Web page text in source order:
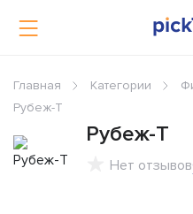
Главная Категории
Рубеж-Т
Рубеж-Т
Нет отзывов